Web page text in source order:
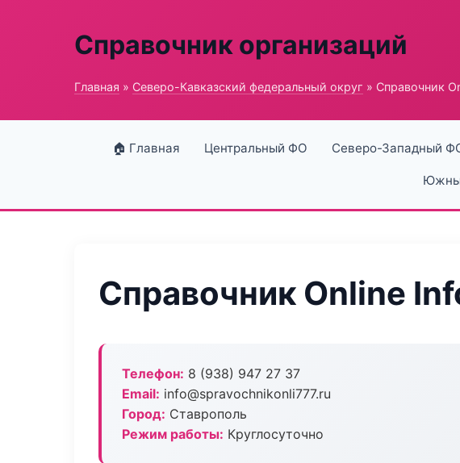
Справочник организаций
Главная » Северо-Кавказский федеральный округ » Справочник
🏠 Главная Центральный ФО Северо-Западный
Справочник Online
Телефон: 8 (938) 947 27 37
Email: info@spravochnikonli777.ru
Город: Ставрополь
Режим работы: Круглосуточно